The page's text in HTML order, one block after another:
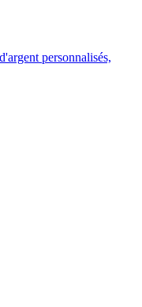
personnalisés,